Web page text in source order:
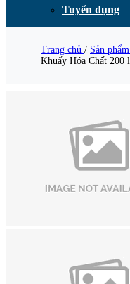
Tuyển dụng
Trang chủ / Sản phẩm
Khuấy Hóa Chất 200